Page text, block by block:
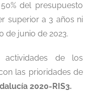
del presupuesto
superior a 3 años ni
de junio de 2023.
actividades de los
las prioridades de
2020-RIS3.